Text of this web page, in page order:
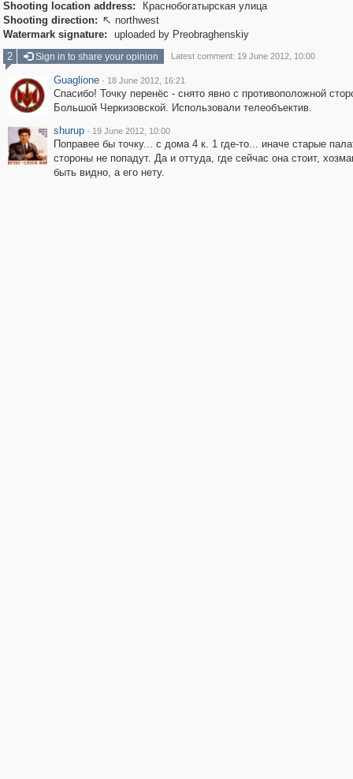
Shooting location address:
Краснобогатырская улица
Shooting direction:  northwest
Watermark signature:
uploaded by Preobraghenskiy
2
Sign in to share your opinion Latest comment: 19 June 2012, 10:00
Guaglione · 18 June 2012, 16:21
Спасибо! Точку перенёс - снято явно с противоположной
Большой Черкизовской. Использовали телеобъектив.
shurup · 19 June 2012, 10:00
Поправее бы точку... с дома 4 к. 1 где-то... иначе старые
стороны не попадут. Да и оттуда, где сейчас она стоит,
быть видно, а его нету.